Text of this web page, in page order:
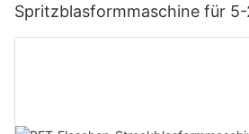
Spritzblasformmaschine für
Kunststoffflaschen und